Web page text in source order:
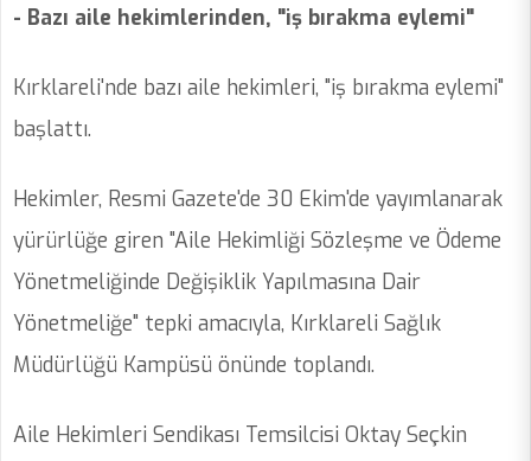
- Bazı aile hekimlerinden, "iş bırakma eylemi"
Kırklareli'nde bazı aile hekimleri, "iş bırakma eylemi"
başlattı.
Hekimler, Resmi Gazete'de 30 Ekim'de yayımlanarak
yürürlüğe giren "Aile Hekimliği Sözleşme ve Ödeme
Yönetmeliğinde Değişiklik Yapılmasına Dair
Yönetmeliğe" tepki amacıyla, Kırklareli Sağlık
Müdürlüğü Kampüsü önünde toplandı.
Aile Hekimleri Sendikası Temsilcisi Oktay Seçkin